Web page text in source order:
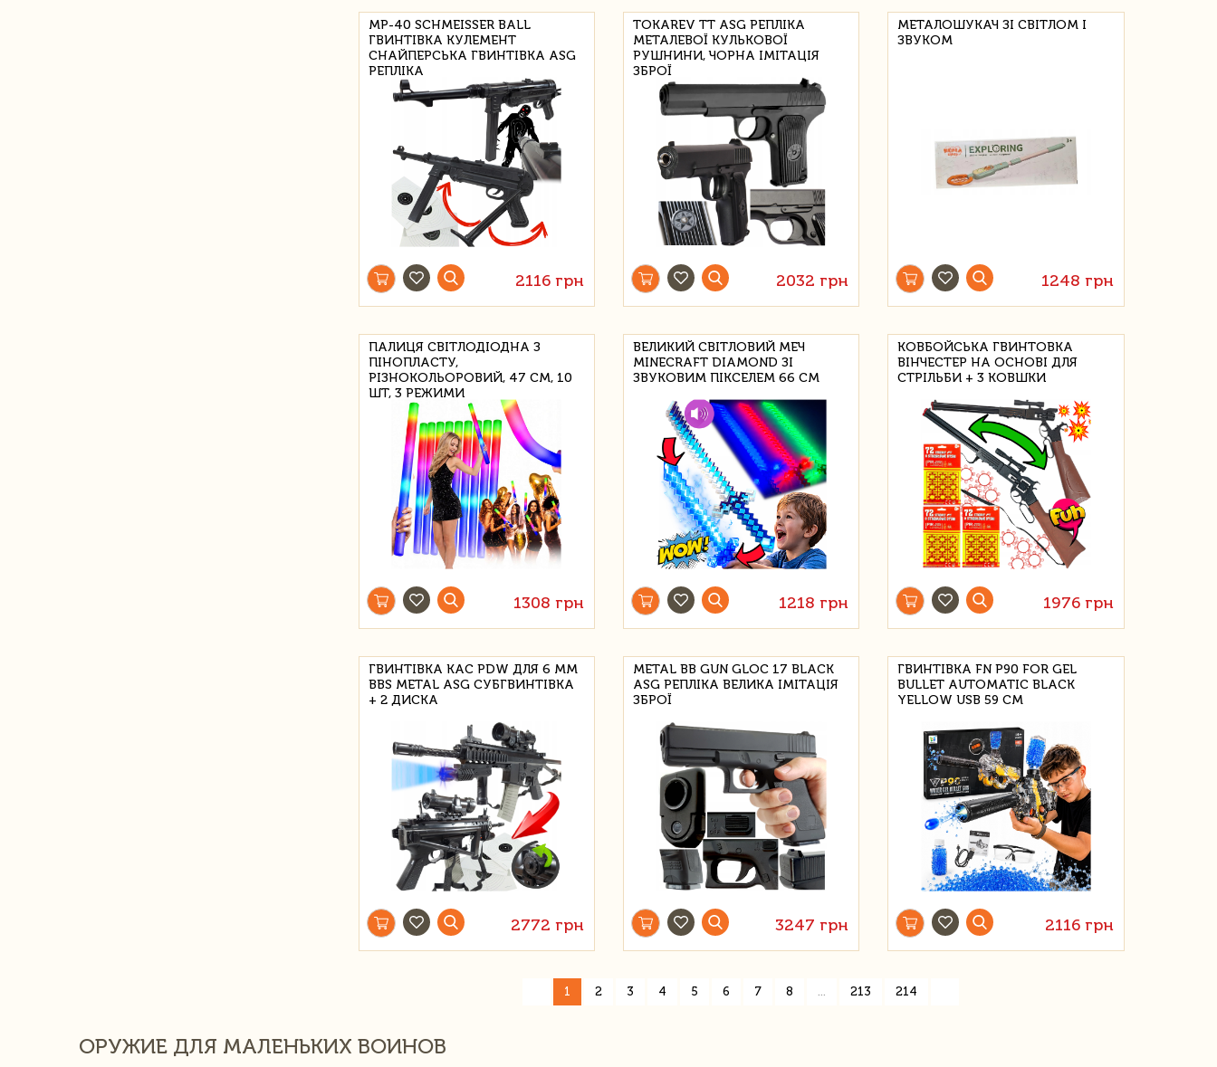
MP-40 SCHMEISSER BALL
ГВИНТІВКА КУЛЕМЕНТ
СНАЙПЕРСЬКА ГВИНТІВКА ASG
РЕПЛІКА
2116 грн
TOKAREV TT ASG РЕПЛІКА
МЕТАЛЕВОЇ КУЛЬКОВОЇ
РУШНИНИ, ЧОРНА ІМІТАЦІЯ
ЗБРОЇ
2032 грн
МЕТАЛОШУКАЧ ЗІ СВІТЛОМ І
ЗВУКОМ
1248 грн
ПАЛИЦЯ СВІТЛОДІОДНА З
ПІНОПЛАСТУ,
РІЗНОКОЛЬОРОВИЙ, 47 СМ, 10
ШТ, 3 РЕЖИМИ
1308 грн
ВЕЛИКИЙ СВІТЛОВИЙ МЕЧ
MINECRAFT DIAMOND ЗІ
ЗВУКОВИМ ПІКСЕЛЕМ 66 СМ
1218 грн
КОВБОЙСЬКА ГВИНТОВКА
ВІНЧЕСТЕР НА ОСНОВІ ДЛЯ
СТРІЛЬБИ + 3 КОВШКИ
1976 грн
ГВИНТІВКА KAC PDW ДЛЯ 6 ММ
BBS METAL ASG СУБГВИНТІВКА
+ 2 ДИСКА
2772 грн
METAL BB GUN GLOC 17 BLACK
ASG РЕПЛІКА ВЕЛИКА ІМІТАЦІЯ
ЗБРОЇ
3247 грн
ГВИНТІВКА FN P90 FOR GEL
BULLET AUTOMATIC BLACK
YELLOW USB 59 СМ
2116 грн
1 2 3 4 5 6 7 8 ... 213 214
ОРУЖИЕ ДЛЯ МАЛЕНЬКИХ ВОИНОВ